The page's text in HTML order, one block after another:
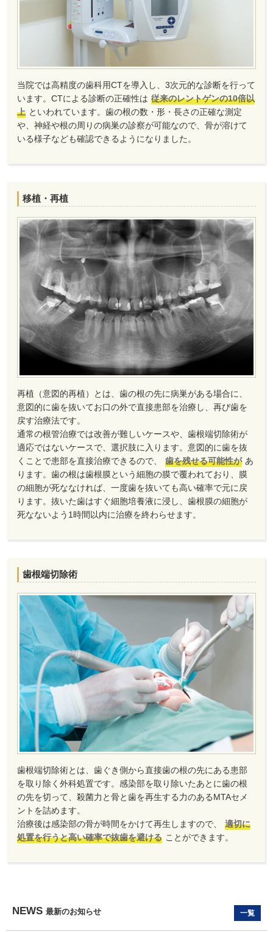
当院では高精度の歯科用CTを導入し、3次元的な診断を行って
います。CTによる診断の正確性は 従来のレントゲンの10倍以
上 といわれています。歯の根の数・形・長さの正確な測定
や、神経や根の周りの病巣の診察が可能なので、骨が溶けて
いる様子なども確認できるようになりました。
移植・再植
再植（意図的再植）とは、歯の根の先に病巣がある場合に、
意図的に歯を抜いてお口の外で直接患部を治療し、再び歯を
戻す治療法です。
通常の根管治療では改善が難しいケースや、歯根端切除術が
適応ではないケースで、選択肢に入ります。意図的に歯を抜
くことで患部を直接治療できるので、
歯を残せる可能性が あ
ります。歯の根は歯根膜という細胞の膜で覆われており、膜
の細胞が死ななければ、一度歯を抜いても高い確率で元に戻
ります。抜いた歯はすぐ細胞培養液に浸し、歯根膜の細胞が
死なないよう1時間以内に治療を終わらせます。
歯根端切除術
歯根端切除術とは、歯ぐき側から直接歯の根の先にある患部
を取り除く外科処置です。感染部を取り除いたあとに歯の根
の先を切って、殺菌力と骨と歯を再生する力のあるMTAセメ
ントを詰めます。
治療後は感染部の骨が時間をかけて再生しますので、
適切に
処置を行うと高い確率で抜歯を避ける ことができます。
NEWS 最新のお知らせ 一覧